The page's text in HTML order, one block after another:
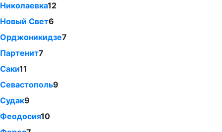
Николаевка12
Новый Свет6
Орджоникидзе7
Партенит7
Саки11
Севастополь9
Судак9
Феодосия10